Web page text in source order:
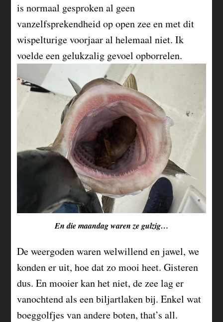
is normaal gesproken al geen
vanzelfsprekendheid op open zee en met dit
wispelturige voorjaar al helemaal niet. Ik
voelde een gelukzalig gevoel opborrelen.
En die maandag waren ze gulzig…
De weergoden waren welwillend en jawel, we
konden er uit, hoe dat zo mooi heet. Gisteren
dus. En mooier kan het niet, de zee lag er
vanochtend als een biljartlaken bij. Enkel wat
boeggolfjes van andere boten, that’s all.